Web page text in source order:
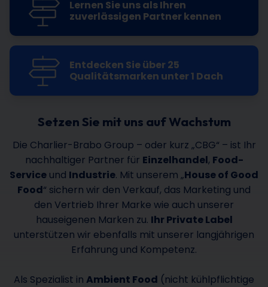
Lernen Sie uns als Ihren
zuverlässigen Partner kennen
Entdecken Sie über 25
Qualitätsmarken unter 1 Dach
Setzen Sie mit uns auf Wachstum
Die Charlier-Brabo Group – oder kurz „CBG“ – ist Ihr
nachhaltiger Partner für Einzelhandel, Food-
Service und Industrie. Mit unserem „House of Good
Food“ sichern wir den Verkauf, das Marketing und
den Vertrieb Ihrer Marke wie auch unserer
hauseigenen Marken zu. Ihr Private Label
unterstützen wir ebenfalls mit unserer langjährigen
Erfahrung und Kompetenz.
Als Spezialist in Ambient Food (nicht kühlpflichtige